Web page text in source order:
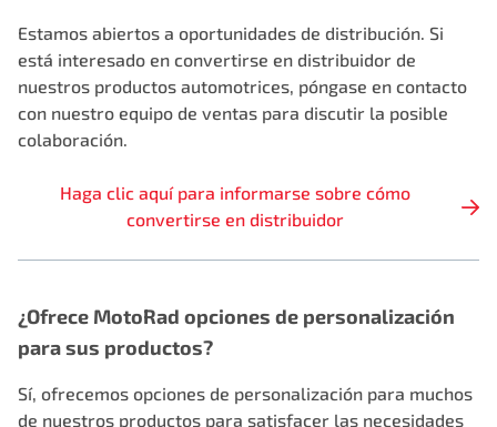
Estamos abiertos a oportunidades de distribución. Si
está interesado en convertirse en distribuidor de
nuestros productos automotrices, póngase en contacto
con nuestro equipo de ventas para discutir la posible
colaboración.
Haga clic aquí para informarse sobre cómo
convertirse en distribuidor
¿Ofrece MotoRad opciones de personalización
para sus productos?
Sí, ofrecemos opciones de personalización para muchos
de nuestros productos para satisfacer las necesidades